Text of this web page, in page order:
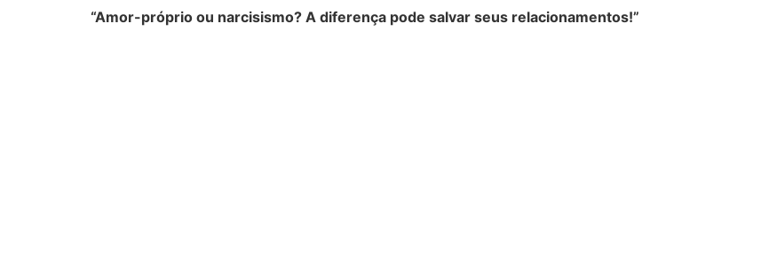
“Amor-próprio ou narcisismo? A diferença pode salvar seus relacionamentos!”